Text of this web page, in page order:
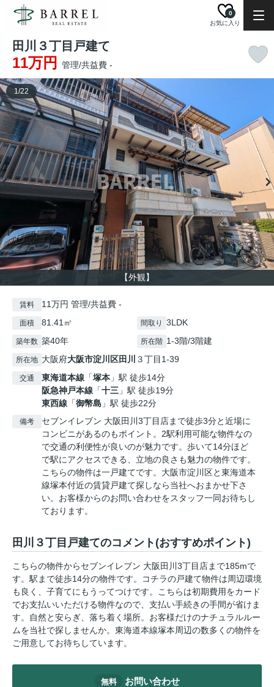
お気に入り
0
田川３丁目戸建て
11万円 管理/共益費 -
【外観】
1/22
賃料 11万円 管理/共益費 -
面積 81.41㎡ 間取り 3LDK
築年数 築40年 所在階 1-3階/3階建
所在地 大阪府大阪市淀川区田川 ３丁目1-39
交通 東海道本線 「塚本 」駅 徒歩14分
阪急神戸本線 「十三 」駅 徒歩19分
東西線 「御幣島 」駅 徒歩22分
備考
セブンイレブン 大阪田川3丁目店まで徒歩3分と近場に
コンビニがあるのもポイント。2駅利用可能な物件なの
で交通の利便性が良いのが魅力です。歩いて14分ほど
で駅にアクセスできる、立地の良さも魅力の物件です。
こちらの物件は一戸建てです。大阪市淀川区と東海道本
線塚本付近の賃貸戸建て探しなら当社へおまかせ下さ
い。お客様からのお問い合わせをスタッフ一同お待ちし
ております。
田川３丁目戸建てのコメント(おすすめポイント)
こちらの物件からセブンイレブン 大阪田川3丁目店まで185mで
す。駅まで徒歩14分の物件です。コチラの戸建て物件は周辺環境
も良く、子育てにもうってつけです。こちらは初期費用をカード
でお支払いいただける物件なので、支払い手続きの手間が省けま
す。自然と安らぎ、落ち着く場所。お客様だけのナチュラルルー
ムを当社で探しませんか。東海道本線塚本周辺の数多くの物件を
ご用意してお待ちしています。
無料 お問い合わせ